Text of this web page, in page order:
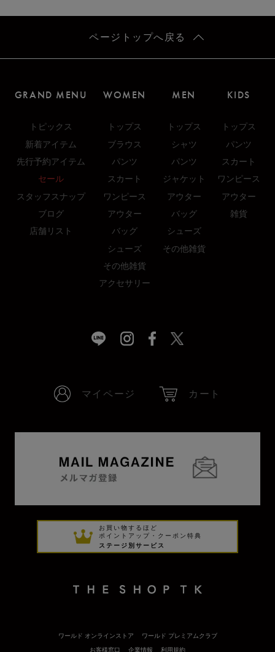
ページトップへ戻る
GRAND MENU
トピックス
新着アイテム
先行予約アイテム
セール
スタッフスナップ
ブログ
店舗リスト
WOMEN
トップス
ブラウス
パンツ
スカート
ワンピース
アウター
バッグ
シューズ
その他雑貨
アクセサリー
MEN
トップス
シャツ
パンツ
ジャケット
アウター
バッグ
シューズ
その他雑貨
KIDS
トップス
パンツ
スカート
ワンピース
アウター
雑貨
マイページ カート
お買い物するほど
ポイントアップ・クーポン特典
ステージ別サービス
ワールド オンラインストア ワールド プレミアムクラブ
お客様窓口 企業情報 利用規約